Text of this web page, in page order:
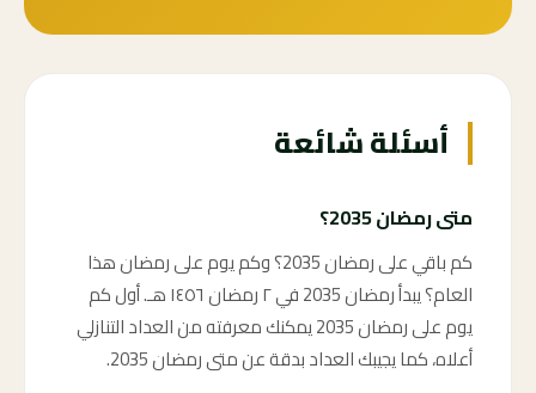
أسئلة شائعة
متى رمضان 2035؟
كم باقي على رمضان 2035؟ وكم يوم على رمضان هذا
العام؟ يبدأ رمضان 2035 في ٢ رمضان ١٤٥٦ هـ. أول كم
يوم على رمضان 2035 يمكنك معرفته من العداد التنازلي
أعلاه، كما يجيبك العداد بدقة عن متى رمضان 2035.